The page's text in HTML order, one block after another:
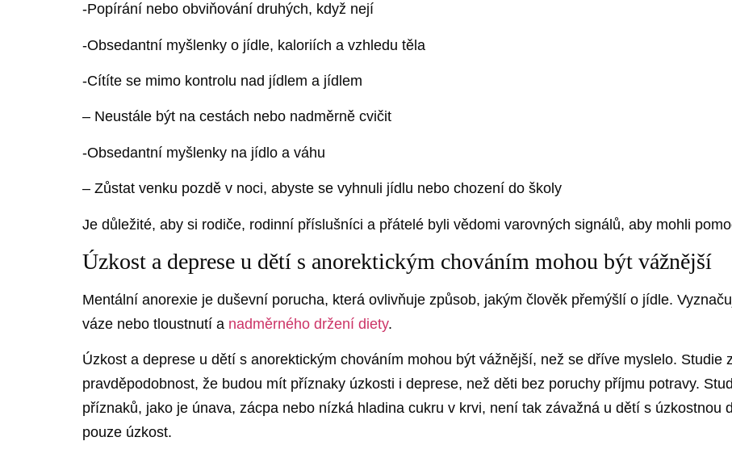
-Popírání nebo obviňování druhých, když nejí
-Obsedantní myšlenky o jídle, kaloriích a vzhledu těla
-Cítíte se mimo kontrolu nad jídlem a jídlem
– Neustále být na cestách nebo nadměrně cvičit
-Obsedantní myšlenky na jídlo a váhu
– Zůstat venku pozdě v noci, abyste se vyhnuli jídlu nebo chození do školy
Je důležité, aby si rodiče, rodinní příslušníci a přátelé byli vědomi varovných signálů, aby mohli
Úzkost a deprese u dětí s anorektickým chováním mohou být vážnější
Mentální anorexie je duševní porucha, která ovlivňuje způsob, jakým člověk přemýšlí o jídle.
váze nebo tloustnutí a nadměrného držení diety.
Úzkost a deprese u dětí s anorektickým chováním mohou být vážnější, než se dříve myslelo. Studie
pravděpodobnost, že budou mít příznaky úzkosti i deprese, než děti bez poruchy příjmu potravy.
příznaků, jako je únava, zácpa nebo nízká hladina cukru v krvi, není tak závažná u dětí s úzkostnou
pouze úzkost.